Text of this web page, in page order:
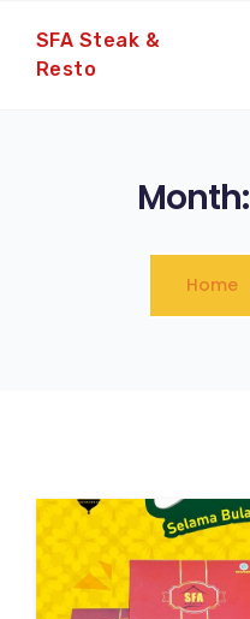
SFA Steak &
Resto
Month:
Home